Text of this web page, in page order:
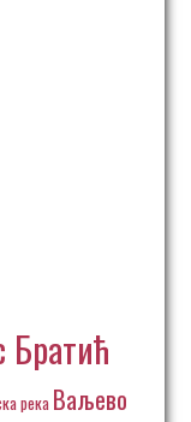
Братић
река Ваљево